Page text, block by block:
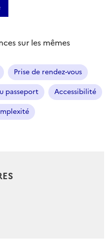
sur les mêmes
Prise de rendez-vous
passeport
Accessibilité